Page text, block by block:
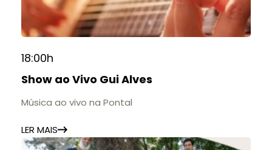
18:00h
Show ao Vivo Gui Alves
Música ao vivo na Pontal
LER MAIS